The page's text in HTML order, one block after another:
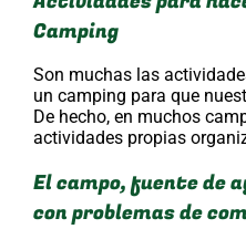
Camping
Son muchas las
un camping para que
De hecho, en muchos
actividades propias
El campo, fuente de
con problemas de